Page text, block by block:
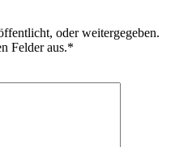
oder weitergegeben.
Felder aus.*